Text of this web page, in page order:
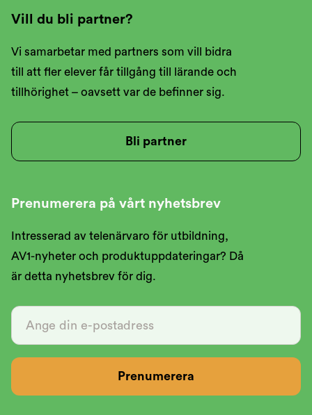
Prenumerera på vårt nyhetsbrev
Intresserad av telenärvaro för utbildning,
AV1-nyheter och produktuppdateringar? Då
är detta nyhetsbrev för dig.
Vill du bli partner?
Vi samarbetar med partners som vill bidra
till att fler elever får tillgång till lärande och
tillhörighet – oavsett var de befinner sig.
Bli partner